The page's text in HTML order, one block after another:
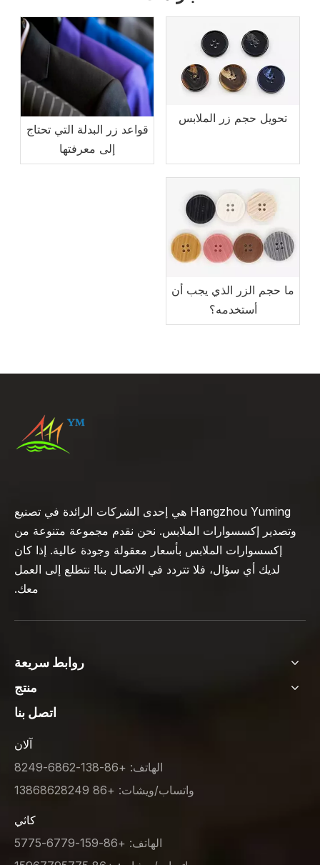
تحويل حجم زر الملابس
قواعد زر البدلة التي تحتاج
إلى معرفتها
ما حجم الزر الذي يجب أن
أستخدمه؟
Hangzhou Yuming هي إحدى الشركات الرائدة في تصنيع
وتصدير إكسسوارات الملابس. نحن نقدم مجموعة متنوعة من
إكسسوارات الملابس بأسعار معقولة وجودة عالية. إذا كان
لديك أي سؤال، فلا تتردد في الاتصال بنا! نتطلع إلى العمل
معك.
روابط سريعة
منتج
اتصل بنا
آلان
الهاتف: +86-138-6862-8249
واتساب/ويشات: +86 13868628249
كاثي
الهاتف: +86-159-6779-5775